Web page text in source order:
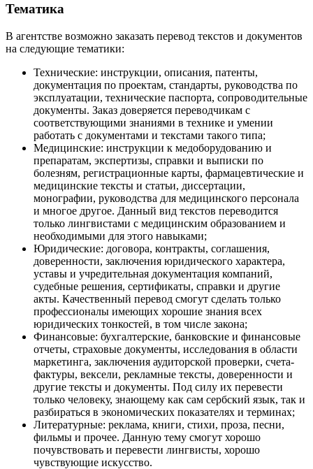
Тематика
В агентстве возможно заказать перевод текстов и документов
на следующие тематики:
Технические: инструкции, описания, патенты,
документация по проектам, стандарты, руководства по
эксплуатации, технические паспорта, сопроводительные
документы. Заказ доверяется переводчикам с
соответствующими знаниями в технике и умении
работать с документами и текстами такого типа;
Медицинские: инструкции к медоборудованию и
препаратам, экспертизы, справки и выписки по
болезням, регистрационные карты, фармацевтические и
медицинские тексты и статьи, диссертации,
монографии, руководства для медицинского персонала
и многое другое. Данный вид текстов переводится
только лингвистами с медицинским образованием и
необходимыми для этого навыками;
Юридические: договора, контракты, соглашения,
доверенности, заключения юридического характера,
уставы и учредительная документация компаний,
судебные решения, сертификаты, справки и другие
акты. Качественный перевод смогут сделать только
профессионалы имеющих хорошие знания всех
юридических тонкостей, в том числе закона;
Финансовые: бухгалтерские, банковские и финансовые
отчеты, страховые документы, исследования в области
маркетинга, заключения аудиторской проверки, счета-
фактуры, вексели, рекламные тексты, доверенности и
другие тексты и документы. Под силу их перевести
только человеку, знающему как сам сербский язык, так и
разбираться в экономических показателях и терминах;
Литературные: реклама, книги, стихи, проза, песни,
фильмы и прочее. Данную тему смогут хорошо
почувствовать и перевести лингвисты, хорошо
чувствующие искусство.